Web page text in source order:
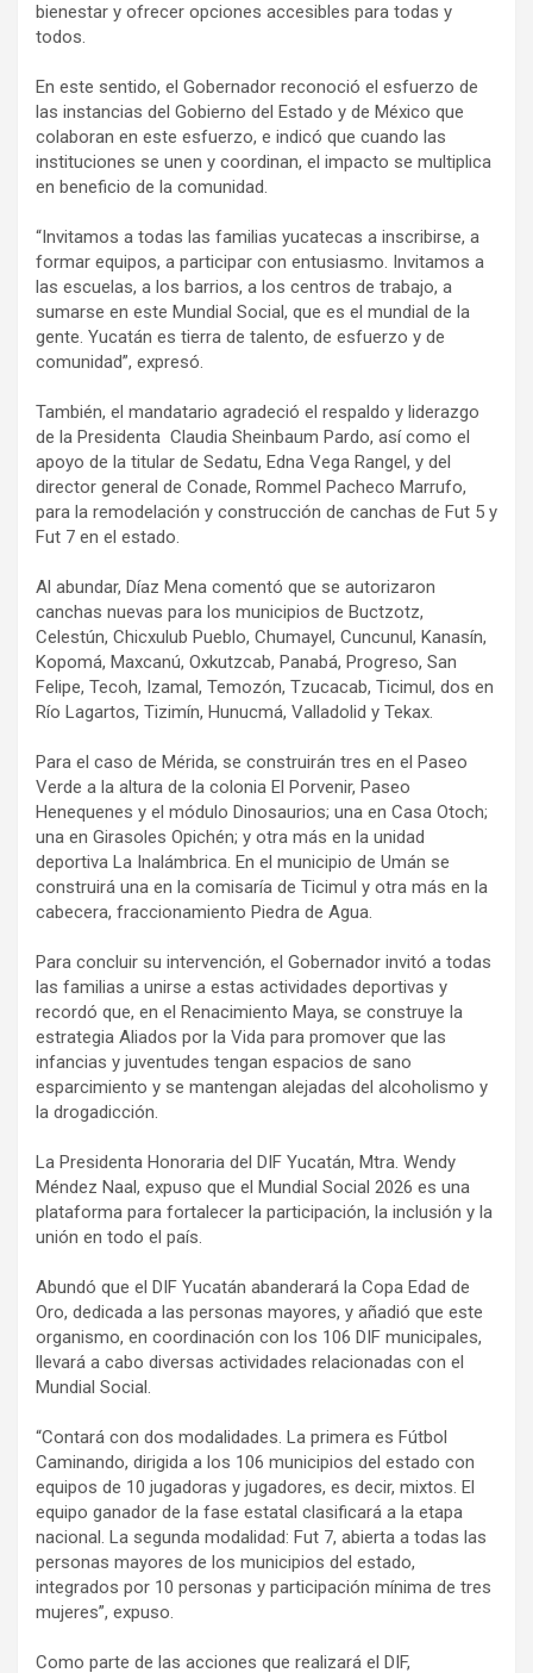
bienestar y ofrecer opciones accesibles para todas y
todos.
En este sentido, el Gobernador reconoció el esfuerzo de
las instancias del Gobierno del Estado y de México que
colaboran en este esfuerzo, e indicó que cuando las
instituciones se unen y coordinan, el impacto se multiplica
en beneficio de la comunidad.
“Invitamos a todas las familias yucatecas a inscribirse, a
formar equipos, a participar con entusiasmo. Invitamos a
las escuelas, a los barrios, a los centros de trabajo, a
sumarse en este Mundial Social, que es el mundial de la
gente. Yucatán es tierra de talento, de esfuerzo y de
comunidad”, expresó.
También, el mandatario agradeció el respaldo y liderazgo
de la Presidenta Claudia Sheinbaum Pardo, así como el
apoyo de la titular de Sedatu, Edna Vega Rangel, y del
director general de Conade, Rommel Pacheco Marrufo,
para la remodelación y construcción de canchas de Fut 5 y
Fut 7 en el estado.
Al abundar, Díaz Mena comentó que se autorizaron
canchas nuevas para los municipios de Buctzotz,
Celestún, Chicxulub Pueblo, Chumayel, Cuncunul, Kanasín,
Kopomá, Maxcanú, Oxkutzcab, Panabá, Progreso, San
Felipe, Tecoh, Izamal, Temozón, Tzucacab, Ticimul, dos en
Río Lagartos, Tizimín, Hunucmá, Valladolid y Tekax.
Para el caso de Mérida, se construirán tres en el Paseo
Verde a la altura de la colonia El Porvenir, Paseo
Henequenes y el módulo Dinosaurios; una en Casa Otoch;
una en Girasoles Opichén; y otra más en la unidad
deportiva La Inalámbrica. En el municipio de Umán se
construirá una en la comisaría de Ticimul y otra más en la
cabecera, fraccionamiento Piedra de Agua.
Para concluir su intervención, el Gobernador invitó a todas
las familias a unirse a estas actividades deportivas y
recordó que, en el Renacimiento Maya, se construye la
estrategia Aliados por la Vida para promover que las
infancias y juventudes tengan espacios de sano
esparcimiento y se mantengan alejadas del alcoholismo y
la drogadicción.
La Presidenta Honoraria del DIF Yucatán, Mtra. Wendy
Méndez Naal, expuso que el Mundial Social 2026 es una
plataforma para fortalecer la participación, la inclusión y la
unión en todo el país.
Abundó que el DIF Yucatán abanderará la Copa Edad de
Oro, dedicada a las personas mayores, y añadió que este
organismo, en coordinación con los 106 DIF municipales,
llevará a cabo diversas actividades relacionadas con el
Mundial Social.
“Contará con dos modalidades. La primera es Fútbol
Caminando, dirigida a los 106 municipios del estado con
equipos de 10 jugadoras y jugadores, es decir, mixtos. El
equipo ganador de la fase estatal clasificará a la etapa
nacional. La segunda modalidad: Fut 7, abierta a todas las
personas mayores de los municipios del estado,
integrados por 10 personas y participación mínima de tres
mujeres”, expuso.
Como parte de las acciones que realizará el DIF,